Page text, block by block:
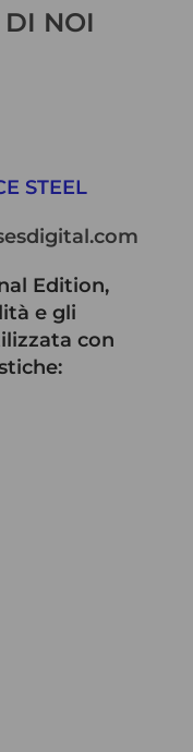
DI NOI
STEEL
Edition,
e gli
con